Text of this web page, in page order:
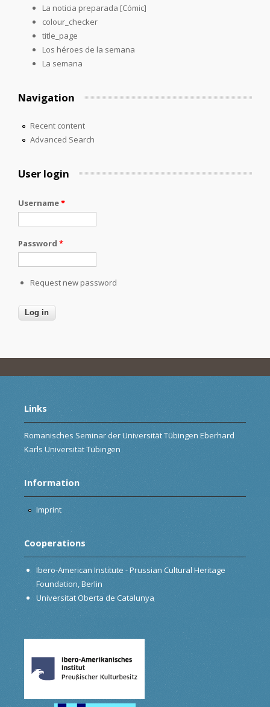
La noticia preparada [Cómic]
colour_checker
title_page
Los héroes de la semana
La semana
Navigation
Recent content
Advanced Search
User login
Username*
Password *
Request new password
Links
Romanisches Seminar der Universität Tübingen Eberhard
Karls Universität Tübingen
Information
Imprint
Cooperations
Ibero-American Institute - Prussian Cultural Heritage
Foundation, Berlin
Universitat Oberta de Catalunya